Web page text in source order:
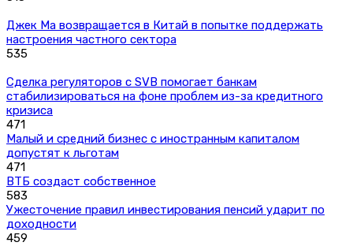
Джек Ма возвращается в Китай в попытке поддержать
настроения частного сектора
535
Сделка регуляторов с SVB помогает банкам
стабилизироваться на фоне проблем из-за кредитного
кризиса
471
Малый и средний бизнес с иностранным капиталом
допустят к льготам
471
ВТБ создаст собственное
583
Ужесточение правил инвестирования пенсий ударит по
доходности
459